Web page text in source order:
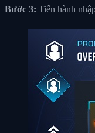
Bước 3: Tiến hành